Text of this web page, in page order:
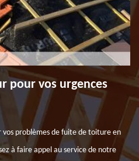
pour vos urgences
vos problèmes de fuite de toiture en
à faire appel au service de notre